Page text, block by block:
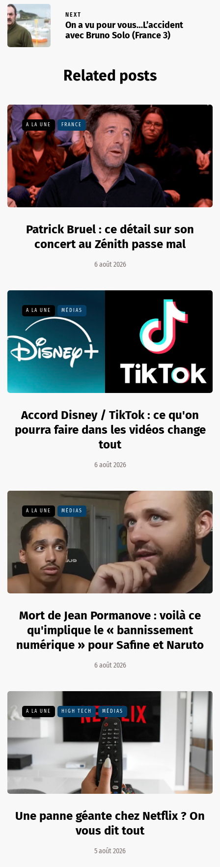
NEXT
On a vu pour vous…L’accident
avec Bruno Solo (France 3)
Related posts
A LA UNE FRANCE
Patrick Bruel : ce détail sur son
concert au Zénith passe mal
6 août 2026
A LA UNE MÉDIAS
Accord Disney / TikTok : ce qu'on
pourra faire dans les vidéos change
tout
6 août 2026
A LA UNE MÉDIAS
Mort de Jean Pormanove : voilà ce
qu'implique le « bannissement
numérique » pour Safine et Naruto
6 août 2026
A LA UNE HIGH TECH MÉDIAS
Une panne géante chez Netflix ? On
vous dit tout
5 août 2026